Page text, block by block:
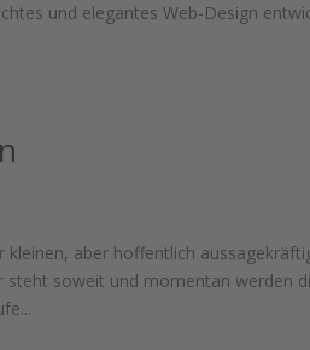
und elegantes Web-Design
aber hoffentlich
steht soweit und momentan werden